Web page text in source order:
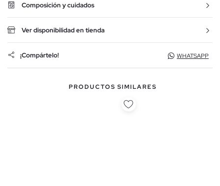
Composición y cuidados
Ver disponibilidad en tienda
¡Compártelo! WHATSAPP
PRODUCTOS SIMILARES